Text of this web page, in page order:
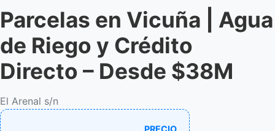
Parcelas en Vicuña | Agua
de Riego y Crédito
Directo – Desde $38M
El Arenal s/n
PRECIO